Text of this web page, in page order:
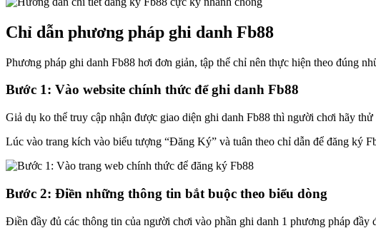
Chỉ dẫn phương pháp ghi danh Fb88
Phương pháp ghi danh Fb88 hơi đơn giản, tập thể chỉ nên thực hiện theo đúng
Bước 1: Vào website chính thức để ghi danh Fb88
Giả dụ ko thể truy cập nhận được giao diện ghi danh Fb88 thì người chơi hãy
Lúc vào trang kích vào biểu tượng “Đăng Ký” và tuân theo chỉ dẫn để đăng ký
Bước 2: Điền những thông tin bắt buộc theo biểu dòng
Điền đầy đủ các thông tin của người chơi vào phần ghi danh 1 phương pháp đầy